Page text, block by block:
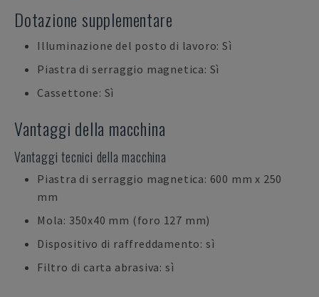
Dotazione supplementare
Illuminazione del posto di lavoro: Sì
Piastra di serraggio magnetica: Sì
Cassettone: Sì
Vantaggi della macchina
Vantaggi tecnici della macchina
Piastra di serraggio magnetica: 600 mm x 250
mm
Mola: 350x40 mm (foro 127 mm)
Dispositivo di raffreddamento: sì
Filtro di carta abrasiva: sì